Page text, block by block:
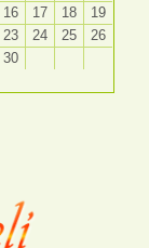
16 17 18
19
23 24 25
26
30